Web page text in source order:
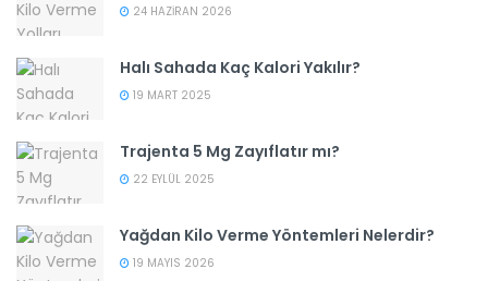
24 HAZIRAN 2026
Halı Sahada Kaç Kalori Yakılır?
19 MART 2025
Trajenta 5 Mg Zayıflatır mı?
22 EYLÜL 2025
Yağdan Kilo Verme Yöntemleri Nelerdir?
19 MAYIS 2026